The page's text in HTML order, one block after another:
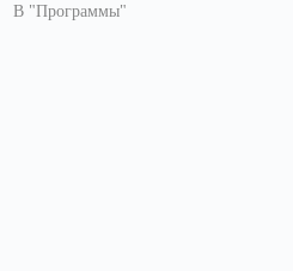
затруднительно
В "Программы"